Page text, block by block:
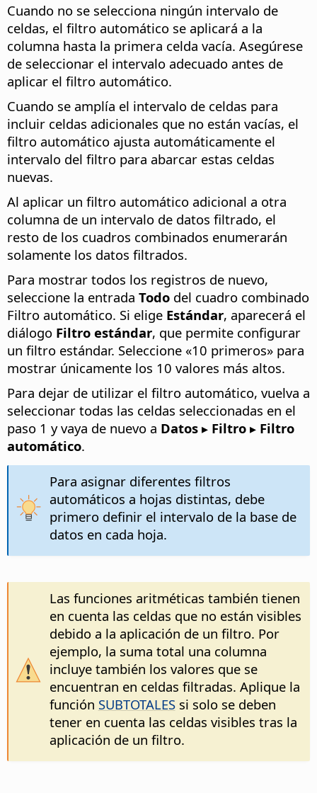
Cuando no se selecciona ningún intervalo de
celdas, el filtro automático se aplicará a la
columna hasta la primera celda vacía. Asegúrese
de seleccionar el intervalo adecuado antes de
aplicar el filtro automático.
Cuando se amplía el intervalo de celdas para
incluir celdas adicionales que no están vacías, el
filtro automático ajusta automáticamente el
intervalo del filtro para abarcar estas celdas
nuevas.
Al aplicar un filtro automático adicional a otra
columna de un intervalo de datos filtrado, el
resto de los cuadros combinados enumerarán
solamente los datos filtrados.
Para mostrar todos los registros de nuevo,
seleccione la entrada Todo del cuadro combinado
Filtro automático. Si elige Estándar, aparecerá el
diálogo Filtro estándar, que permite configurar
un filtro estándar. Seleccione «10 primeros» para
mostrar únicamente los 10 valores más altos.
Para dejar de utilizar el filtro automático, vuelva a
seleccionar todas las celdas seleccionadas en el
paso 1 y vaya de nuevo a Datos ▸ Filtro ▸ Filtro
automático.
Para asignar diferentes filtros
automáticos a hojas distintas, debe
primero definir el intervalo de la base de
datos en cada hoja.
Las funciones aritméticas también tienen
en cuenta las celdas que no están visibles
debido a la aplicación de un filtro. Por
ejemplo, la suma total una columna
incluye también los valores que se
encuentran en celdas filtradas. Aplique la
función SUBTOTALESsi solo se deben
tener en cuenta las celdas visibles tras la
aplicación de un filtro.